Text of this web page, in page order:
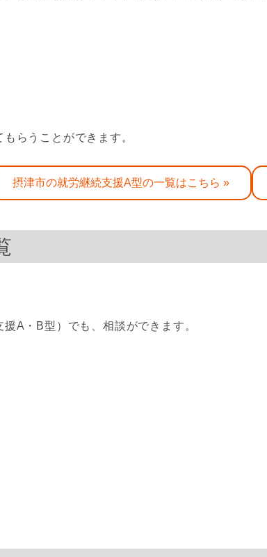
らうことができます。
摂津市の就労継続支援A型の一覧はこちら »
A・B型）でも、相談ができます。